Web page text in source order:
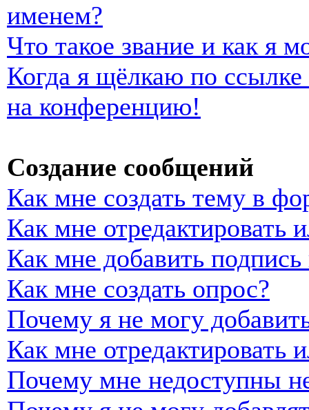
именем?
Что такое звание и как я
Когда я щёлкаю по
на конференцию!
Создание сообщений
Как мне создать тему в
Как мне отредактировать
Как мне добавить
Как мне создать опрос?
Почему я не могу
Как мне отредактировать
Почему мне недоступны